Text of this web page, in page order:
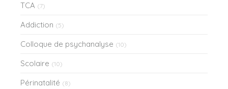
TCA (7)
Addiction (5)
Colloque de psychanalyse (10)
Scolaire (10)
Périnatalité (8)